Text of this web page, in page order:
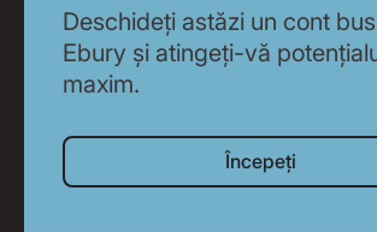
Deschideți astăzi un cont
Ebury și atingeți-vă
maxim.
Începeți
Începeți